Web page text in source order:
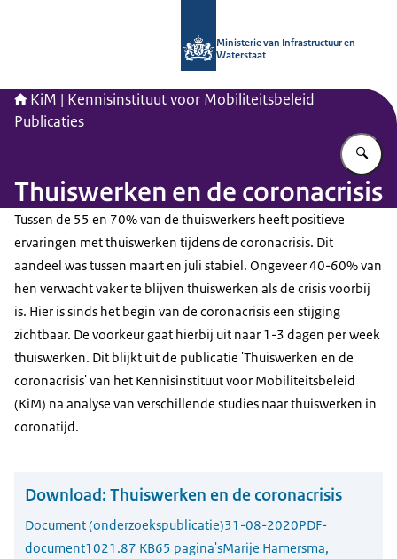
Ministerie van Infrastructuur en
Waterstaat
KiM | Kennisinstituut voor Mobiliteitsbeleid
Publicaties
Thuiswerken en de coronacrisis
Tussen de 55 en 70% van de thuiswerkers heeft positieve
ervaringen met thuiswerken tijdens de coronacrisis. Dit
aandeel was tussen maart en juli stabiel. Ongeveer 40-60% van
hen verwacht vaker te blijven thuiswerken als de crisis voorbij
is. Hier is sinds het begin van de coronacrisis een stijging
zichtbaar. De voorkeur gaat hierbij uit naar 1-3 dagen per week
thuiswerken. Dit blijkt uit de publicatie 'Thuiswerken en de
coronacrisis' van het Kennisinstituut voor Mobiliteitsbeleid
(KiM) na analyse van verschillende studies naar thuiswerken in
coronatijd.
Download: Thuiswerken en de coronacrisis
Document (onderzoekspublicatie)31-08-2020PDF-
document1021.87 KB65 pagina'sMarije Hamersma,